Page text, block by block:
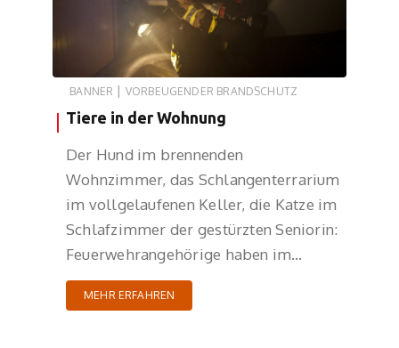
BANNER | VORBEUGENDER BRANDSCHUTZ
Tiere in der Wohnung
Der Hund im brennenden
Wohnzimmer, das Schlangenterrarium
im vollgelaufenen Keller, die Katze im
Schlafzimmer der gestürzten Seniorin:
Feuerwehrangehörige haben im…
MEHR ERFAHREN